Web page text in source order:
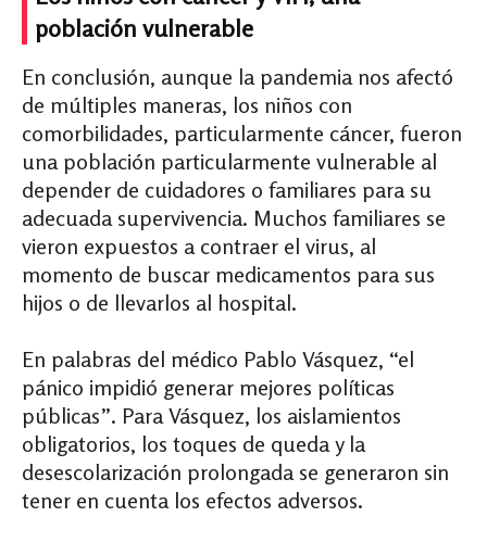
población vulnerable
En conclusión, aunque la pandemia nos afectó
de múltiples maneras, los niños con
comorbilidades, particularmente cáncer, fueron
una población particularmente vulnerable al
depender de cuidadores o familiares para su
adecuada supervivencia. Muchos familiares se
vieron expuestos a contraer el virus, al
momento de buscar medicamentos para sus
hijos o de llevarlos al hospital.
En palabras del médico Pablo Vásquez, “el
pánico impidió generar mejores políticas
públicas”. Para Vásquez, los aislamientos
obligatorios, los toques de queda y la
desescolarización prolongada se generaron sin
tener en cuenta los efectos adversos.